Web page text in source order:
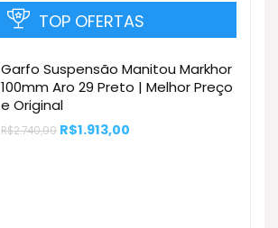
TOP OFERTAS
Garfo Suspensão Manitou Markhor
100mm Aro 29 Preto | Melhor Preço
e Original
R$2.740,99 O
R$1.913,00